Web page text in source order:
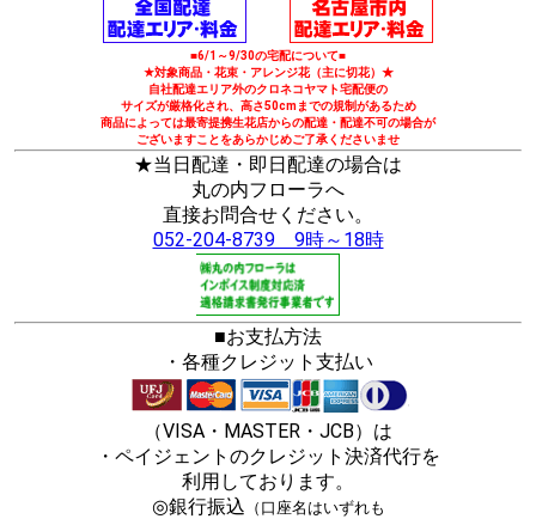
■6/1～9/30の宅配について■
★対象商品・花束・アレンジ花（主に切花）★
自社配達エリア外のクロネコヤマト宅配便の
サイズが厳格化され、高さ50cmまでの規制があるため
商品によっては最寄提携生花店からの配達・配達不可の場合が
ございますことをあらかじめご了承くださいませ
★当日配達・即日配達の場合は
丸の内フローラへ
直接お問合せください。
052-204-8739 9時～18時
■お支払方法
・各種クレジット支払い
（VISA・MASTER・JCB）は
・ペイジェントのクレジット決済代行を
利用しております。
◎銀行振込 （口座名はいずれも